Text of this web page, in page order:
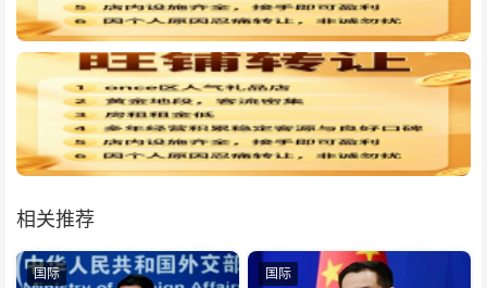
相关推荐
国际 国际